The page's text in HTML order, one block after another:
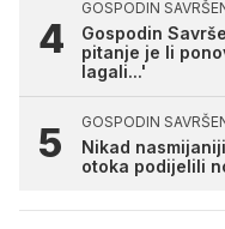
GOSPODIN
Gospodin
pitanje je li
lagali...'
GOSPODIN
Nikad
otoka podijelili